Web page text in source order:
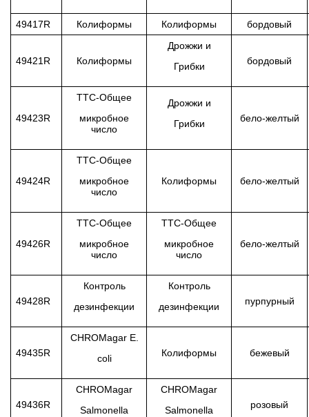
49417R Колиформы Колиформы бордовый
49421R Колиформы
Дрожжи и
Грибки
бордовый
49423R
TTC-Общее
микробное
число
Дрожжи и
Грибки
бело-желтый
49424R
TTC-Общее
микробное
число
Колиформы бело-желтый
49426R
TTC-Общее
микробное
число
TTC-Общее
микробное
число
бело-желтый
49428R
Контроль
дезинфекции
Контроль
дезинфекции
пурпурный
49435R
CHROMagar E.
coli
Колиформы бежевый
49436R
CHROMagar
Salmonella
CHROMagar
Salmonella
розовый